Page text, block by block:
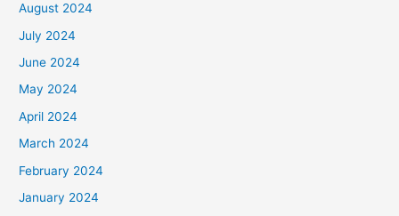
August 2024
July 2024
June 2024
May 2024
April 2024
March 2024
February 2024
January 2024